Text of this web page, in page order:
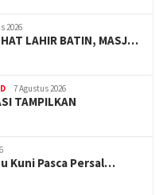
2026
LAHIR BATIN, MASJ…
7 Agustus 2026
TAMPILKAN
Kuni Pasca Persal…